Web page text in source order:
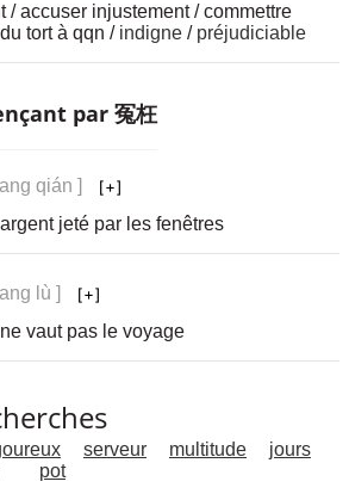
/ accuser injustement / commettre
tort à qqn / indigne / préjudiciable
par 冤枉
qián ]
jeté par les fenêtres
lù ]
vaut pas le voyage
serveur multitude
jours
pot